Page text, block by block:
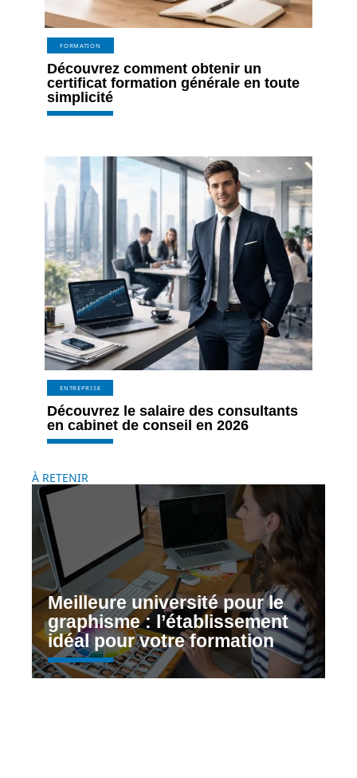
FORMATION
Découvrez comment obtenir un
certificat formation générale en toute
simplicité
ENTREPRISE
Découvrez le salaire des consultants
en cabinet de conseil en 2026
À RETENIR
Meilleure université pour le
graphisme : l’établissement
idéal pour votre formation